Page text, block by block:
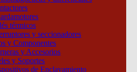
térmicos
y seccionadores
y Componentes
y Accesorios
y Soportes
de Enclavamiento